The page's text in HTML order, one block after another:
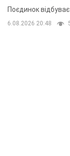
Поєдинок
6.08.2026 20:48